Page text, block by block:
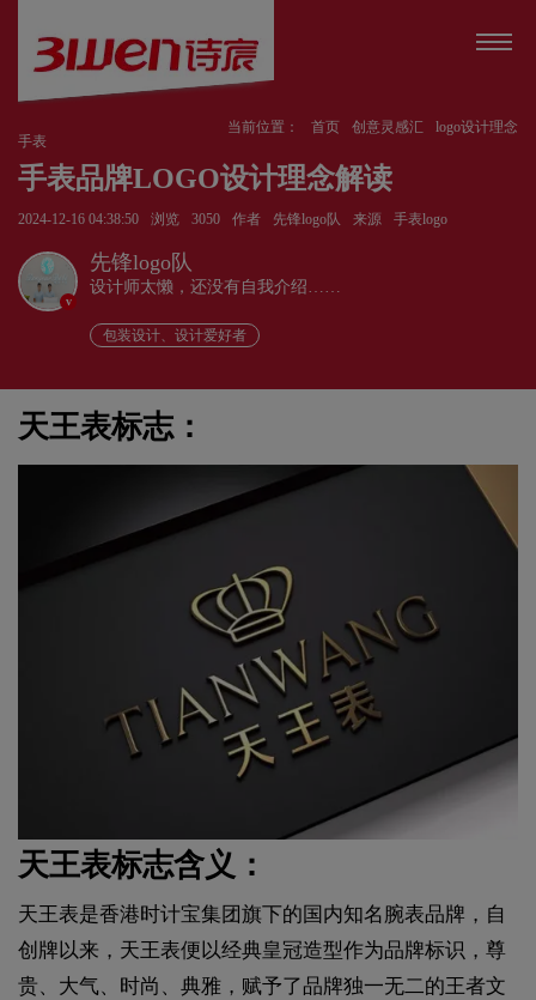
当前位置： 首页 创意灵感汇
logo设计理念
手表
手表品牌LOGO设计理念解读
2024-12-16 04:38:50 浏览 3050 作者 先锋logo队 来源 手表logo
v
先锋logo队
设计师太懒，还没有自我介绍……
包装设计、设计爱好者
天王表标志：
天王表标志含义：
天王表是香港时计宝集团旗下的国内知名腕表品牌，自
创牌以来，天王表便以经典皇冠造型作为品牌标识，尊
贵、大气、时尚、典雅，赋予了品牌独一无二的王者文